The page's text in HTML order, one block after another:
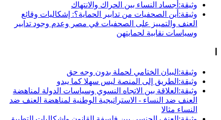
وثيقة:أجساد النساء بين الحراك والانتهاك
وثيقة:أين الصحفيات من تدابير الحماية؟: إشكاليات وقائع
العنف والتمييز على الصحفيات في مصر وعدم وجود تدابير
وسياسات نقابية لحمايتهن
وثيقة:البيان الختامي لحملة بدون وجه حق
وثيقة:الطريق إلى المنصة ليس سهلا كما يبدو
وثيقة:العلاقة بين الاتجاه النسوي وسياسات الدولة لمناهضة
العنف ضد النساء - الاستراتيجية الوطنية لمناهضة العنف ضد
النساء مثالا